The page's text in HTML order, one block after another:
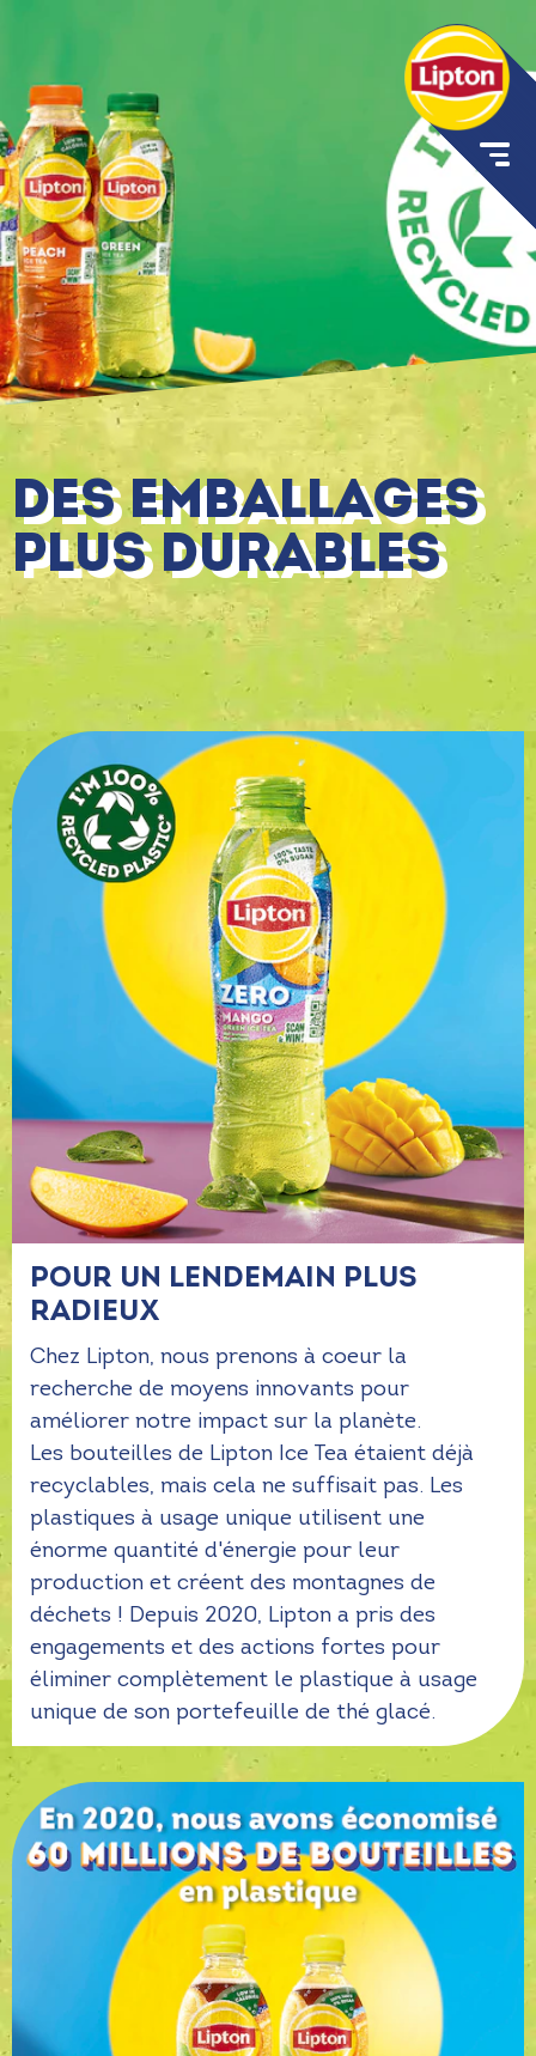
DES EMBALLAGES
PLUS DURABLES
POUR UN LENDEMAIN PLUS
RADIEUX
Chez Lipton, nous prenons à coeur la
recherche de moyens innovants pour
améliorer notre impact sur la planète.
Les bouteilles de Lipton Ice Tea étaient déjà
recyclables, mais cela ne suffisait pas. Les
plastiques à usage unique utilisent une
énorme quantité d'énergie pour leur
production et créent des montagnes de
déchets ! Depuis 2020, Lipton a pris des
engagements et des actions fortes pour
éliminer complètement le plastique à usage
unique de son portefeuille de thé glacé.